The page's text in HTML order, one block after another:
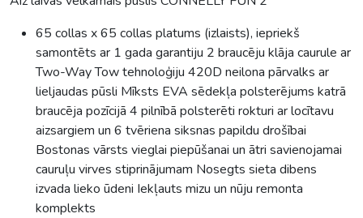
65 collas x 65 collas platums (izlaists), iepriekš
samontēts ar 1 gada garantiju 2 braucēju klāja caurule ar
Two-Way Tow tehnoloģiju ​420D neilona pārvalks ar
lieljaudas pūsli Mīksts EVA sēdekļa polsterējums katrā
braucēja pozīcijā ​4 pilnībā polsterēti rokturi ar locītavu
aizsargiem un 6 tvēriena siksnas papildu drošībai
Bostonas vārsts vieglai piepūšanai un ātri savienojamai
cauruļu virves stiprinājumam Nosegts sieta dibens
izvada lieko ūdeni Iekļauts mizu un nūju remonta
komplekts